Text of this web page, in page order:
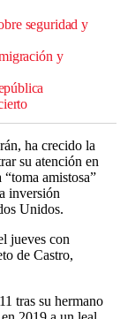
seguridad y
y
ha crecido la
su atención en
amistosa”
inversión
Unidos.
jueves con
de Castro,
tras su hermano